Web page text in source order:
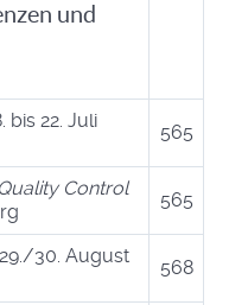
und
bis 22. Juli
565
Control
565
30. August
568